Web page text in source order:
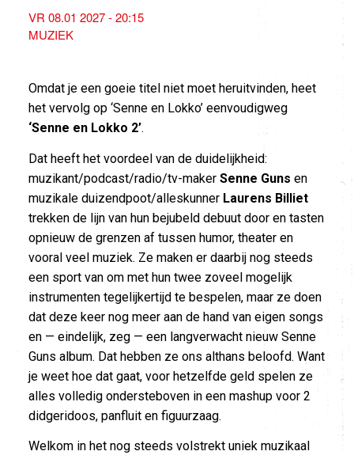
VR 08.01 2027 - 20:15
MUZIEK
Omdat je een goeie titel niet moet heruitvinden, heet
het vervolg op ‘Senne en Lokko’ eenvoudigweg
‘Senne en Lokko 2’.
Dat heeft het voordeel van de duidelijkheid:
muzikant/podcast/radio/tv-maker Senne Guns en
muzikale duizendpoot/alleskunner Laurens Billiet
trekken de lijn van hun bejubeld debuut door en tasten
opnieuw de grenzen af tussen humor, theater en
vooral veel muziek. Ze maken er daarbij nog steeds
een sport van om met hun twee zoveel mogelijk
instrumenten tegelijkertijd te bespelen, maar ze doen
dat deze keer nog meer aan de hand van eigen songs
en — eindelijk, zeg — een langverwacht nieuw Senne
Guns album. Dat hebben ze ons althans beloofd. Want
je weet hoe dat gaat, voor hetzelfde geld spelen ze
alles volledig ondersteboven in een mashup voor 2
didgeridoos, panfluit en figuurzaag.
Welkom in het nog steeds volstrekt uniek muzikaal